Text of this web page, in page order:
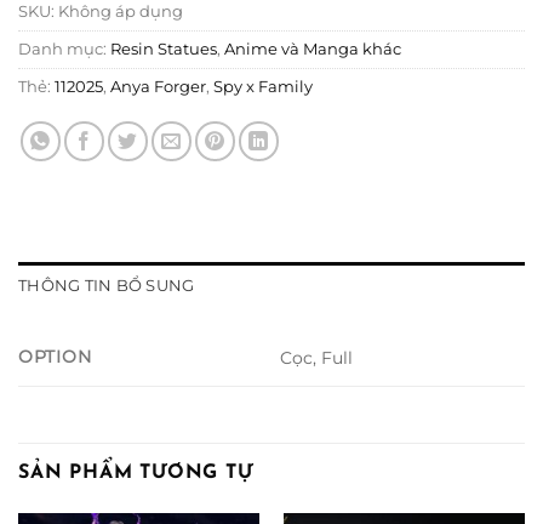
SKU: Không áp dụng
Danh mục: Resin Statues, Anime và Manga khác
Thẻ: 112025, Anya Forger, Spy x Family
THÔNG TIN BỔ SUNG
OPTION Cọc, Full
SẢN PHẨM TƯƠNG TỰ